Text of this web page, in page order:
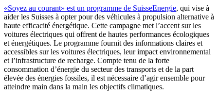
«Soyez au courant» est un programme de SuisseEnergie, qui vise à
aider les Suisses à opter pour des véhicules à propulsion alternative à
haute efficacité énergétique. Cette campagne met l’accent sur les
voitures électriques qui offrent de hautes performances écologiques
et énergétiques. Le programme fournit des informations claires et
accessibles sur les voitures électriques, leur impact environnemental
et l’infrastructure de recharge. Compte tenu de la forte
consommation d’énergie du secteur des transports et de la part
élevée des énergies fossiles, il est nécessaire d’agir ensemble pour
atteindre main dans la main les objectifs climatiques.